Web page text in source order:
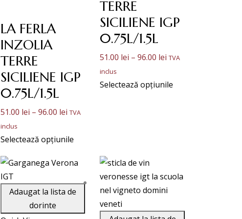
LA FERLA
INZOLIA
TERRE
SICILIENE IGP
0.75L/1.5L
51.00 lei – 96.00 leiInterval
prețuri:
până
96.00 lei
TVA
inclus
Selectează opțiunile
TERRE
SICILIENE IGP
0.75L/1.5L
51.00 lei – 96.00 lei Interval
prețuri:
TVA
inclus
Selectează opțiunile
Adaugat la lista de
dorinte